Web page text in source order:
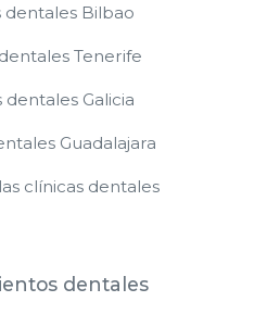
dentales Bilbao
Tenerife
dentales Galicia
Guadalajara
clínicas dentales
dentales